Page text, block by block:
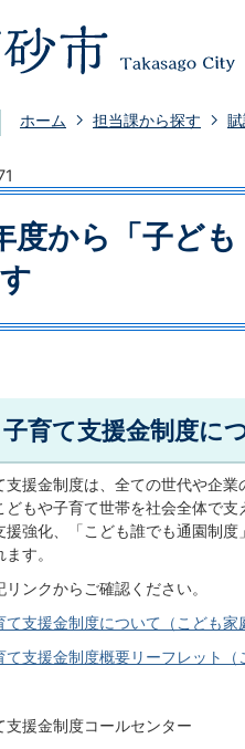
ホーム 担当課から探す
度から「子ど
育て支援金制度に
支援金制度は、全ての世代や企
どもや子育て世帯を社会全体で
援強化、「こども誰でも通園制
す。
ンクからご確認ください。
支援金制度について（こども家
て支援金制度概要リーフレット
支援金制度コールセンター